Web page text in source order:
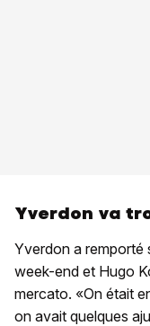
Yverdon va
Yverdon a remporté
week-end et Hugo
mercato. «On était
on avait quelques